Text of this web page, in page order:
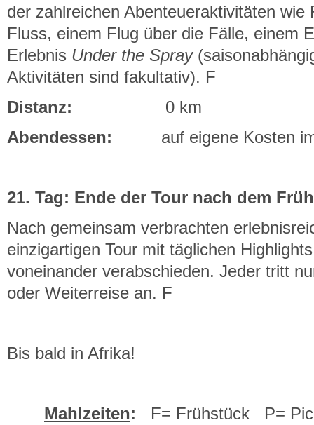
der zahlreichen Abenteueraktivitäten
Fluss, einem Flug über die Fälle, einem
Erlebnis Under the Spray
Aktivitäten sind fakultativ). F
Distanz: 0 km
Abendessen: auf eigene Kosten im
21. Tag: Ende der Tour nach dem
Nach gemeinsam verbrachten
einzigartigen Tour mit täglichen
voneinander verabschieden. Jeder tritt
oder Weiterreise an. F
Bis bald in Afrika!
Mahlzeiten: F= Frühstück P=